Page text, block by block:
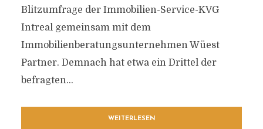
Blitzumfrage der Immobilien-Service-KVG
Intreal gemeinsam mit dem
Immobilienberatungsunternehmen Wüest
Partner. Demnach hat etwa ein Drittel der
befragten...
WEITERLESEN